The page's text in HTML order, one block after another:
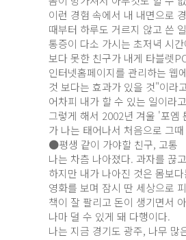
이런 경험 속에서 내 내면으로
때부터 하루도 거르지 않고 쓴
통증이 다소 가시는 초저녁 시
보다 못한 친구가 내게 타블렛
인터넷홈페이지를 관리하는 웹
것 보다는 효과가 있을 것"이라
어차피 내가 할 수 있는 일이라
그렇게 해서 2002년 겨울 '포
가 나는 태어나서 처음으로 그
●평생 같이 가야할 친구, 고통
나는 차츰 나아졌다. 과자를 끊
하지만 내가 나아진 것은 몸보
영화를 보며 잠시 딴 세상으로
책이 잘 팔리고 돈이 생기면서
나마 덜 수 있게 돼 다행이다.
나는 지금 경기도 광주, 나무 많